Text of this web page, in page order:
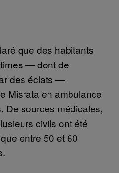
que des habitants
— dont de
des éclats —
Misrata en ambulance
De sources médicales,
civils ont été
entre 50 et 60